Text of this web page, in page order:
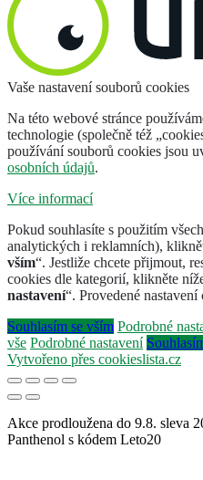
Vaše nastavení souborů cookies
Na této webové stránce
technologie (společně též
používání souborů cookies jsou
osobních údajů.
Více informací
Pokud souhlasíte s použitím
analytických i reklamních),
vším“. Jestliže chcete přijmout,
cookies dle kategorií, klikněte
nastavení“. Provedené
Souhlasím se vším Podrobné
vše Podrobné nastavení
Vytvořeno přes cookieslista.cz
Akce prodloužena do 9.8. sleva
Panthenol s kódem Leto20